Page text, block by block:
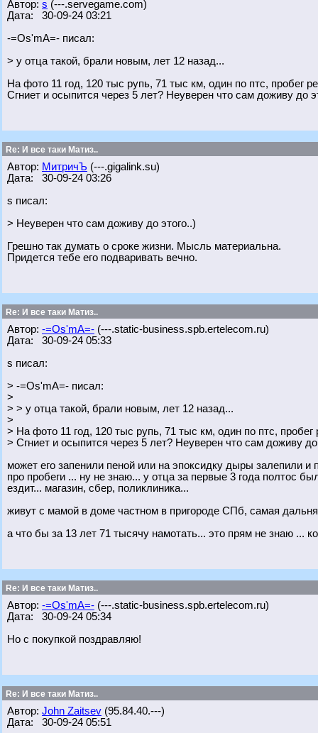
Автор: s (---.servegame.com)
Дата: 30-09-24 03:21
-=Os'mA=- писал:
> у отца такой, брали новым, лет 12 назад...
На фото 11 год, 120 тыс рупь, 71 тыс км, один по птс, пробег
Сгниет и осыпится через 5 лет? Неуверен что сам доживу до
Re: И все таки Матиз..
Автор: МитричЪ (---.gigalink.su)
Дата: 30-09-24 03:26
s писал:
> Неуверен что сам доживу до этого..)
Грешно так думать о сроке жизни. Мысль материальна.
Придется тебе его подваривать вечно.
Re: И все таки Матиз..
Автор: -=Os'mA=- (---.static-business.spb.ertelecom.ru)
Дата: 30-09-24 05:33
s писал:
> -=Os'mA=- писал:
>
> > у отца такой, брали новым, лет 12 назад...
>
> На фото 11 год, 120 тыс рупь, 71 тыс км, один по птс,
> Сгниет и осыпится через 5 лет? Неуверен что сам доживу до
может его запенили пеной или на эпоксидку дыры залепили и
про пробеги ... ну не знаю... у отца за первые 3 года полтос
ездит... магазин, сбер, поликлиника...
живут с мамой в доме частном в пригороде СПб, самая
а что бы за 13 лет 71 тысячу намотать... это прям не знаю ...
Re: И все таки Матиз..
Автор: -=Os'mA=- (---.static-business.spb.ertelecom.ru)
Дата: 30-09-24 05:34
Но с покупкой поздравляю!
Re: И все таки Матиз..
Автор: John Zaitsev (95.84.40.---)
Дата: 30-09-24 05:51